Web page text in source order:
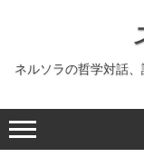
ッ
プ
ネルソラの哲学対話、